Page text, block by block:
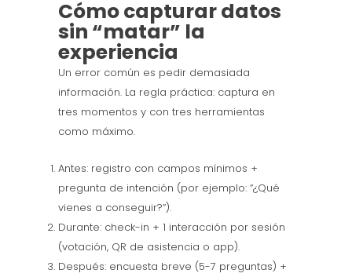
Cómo capturar datos
sin “matar” la
experiencia
Un error común es pedir demasiada
información. La regla práctica: captura en
tres momentos y con tres herramientas
como máximo.
Antes: registro con campos mínimos +
pregunta de intención (por ejemplo: “¿Qué
vienes a conseguir?”).
Durante: check-in + 1 interacción por sesión
(votación, QR de asistencia o app).
Después: encuesta breve (5-7 preguntas) +